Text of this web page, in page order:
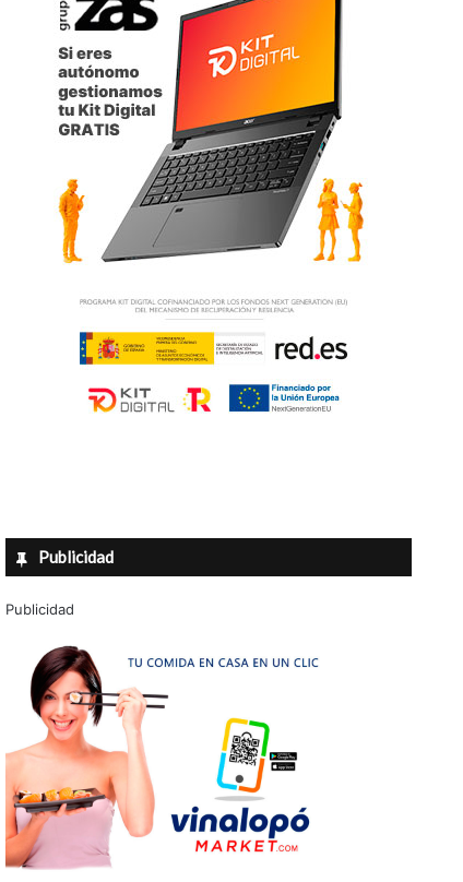
Publicidad
Publicidad